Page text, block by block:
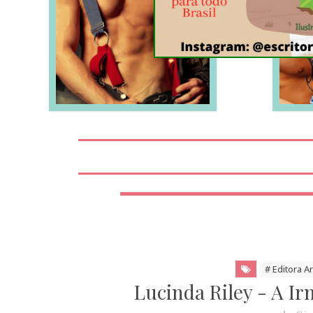
# Editora
Lucinda Riley - A